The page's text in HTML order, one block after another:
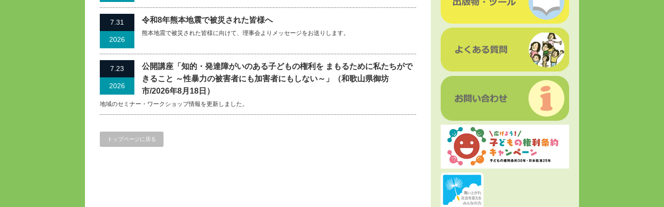
7.31
2026
令和8年熊本地震で被災された皆様へ
熊本地震で被災された皆様に向けて、理事会よりメッセージをお送りします。
7.23
2026
公開講座「知的・発達障がいのある子どもの権利を まもるために私たちがで
きること ～性暴力の被害者にも加害者にもしない～」（和歌山県御坊
市/2026年8月18日）
地域のセミナー・ワークショップ情報を更新しました。
トップページに戻る